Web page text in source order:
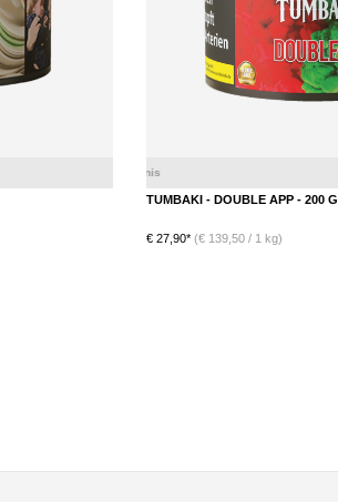
TUMBAKI - DOUBLE APP - 200 G
€ 27,90*(€ 139,50 / 1 kg)